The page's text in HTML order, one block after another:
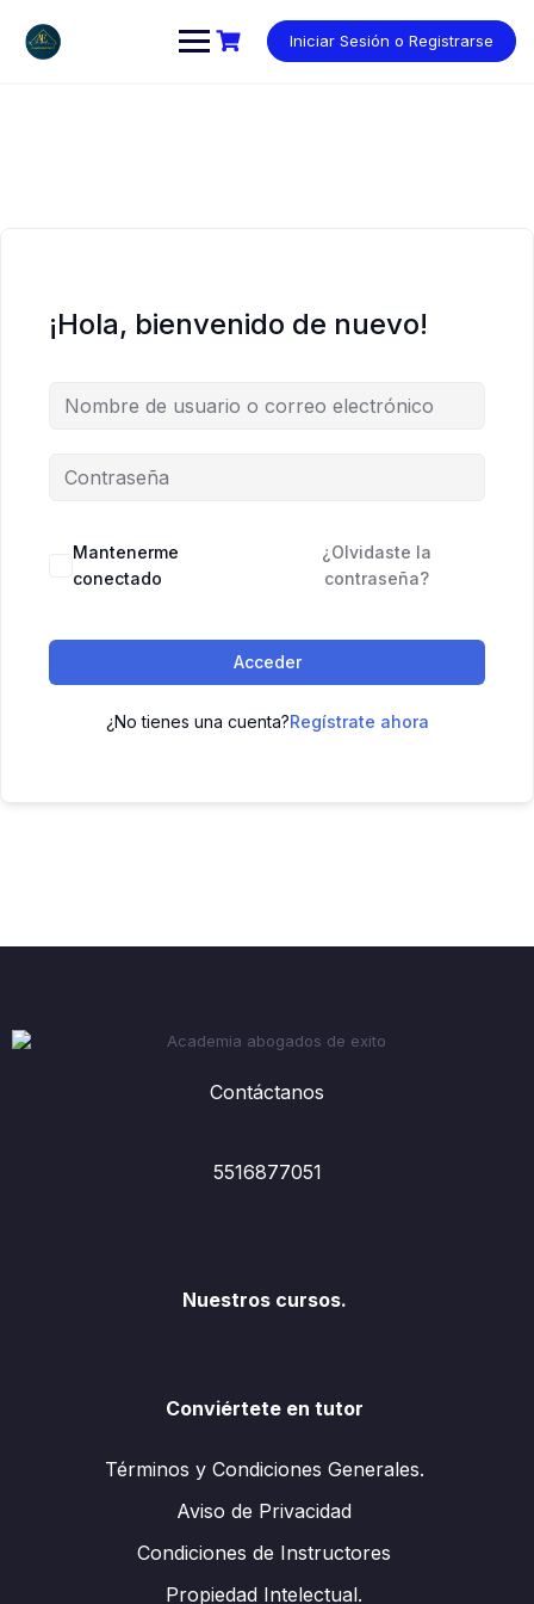
contenido
Iniciar Sesión o Registrarse
¡Hola, bienvenido de nuevo!
Mantenerme
conectado
¿Olvidaste la
contraseña?
Acceder
¿No tienes una cuenta?Regístrate ahora
Contáctanos
5516877051
Nuestros cursos.
Conviértete en tutor
Términos y Condiciones Generales.
Aviso de Privacidad
Condiciones de Instructores
Propiedad Intelectual.